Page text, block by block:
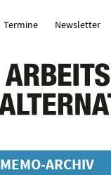
MEMO-ARCHIV
Termine Newsletter